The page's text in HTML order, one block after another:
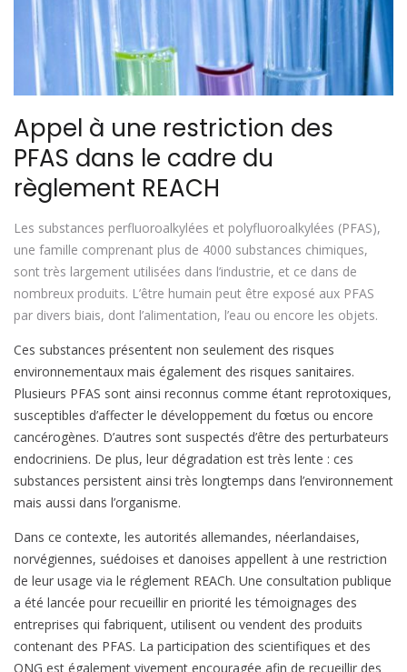
Appel à une restriction des
PFAS dans le cadre du
règlement REACH
Les substances perfluoroalkylées et polyfluoroalkylées (PFAS),
une famille comprenant plus de 4000 substances chimiques,
sont très largement utilisées dans l’industrie, et ce dans de
nombreux produits. L’être humain peut être exposé aux PFAS
par divers biais, dont l’alimentation, l’eau ou encore les objets.
Ces substances présentent non seulement des risques
environnementaux mais également des risques sanitaires.
Plusieurs PFAS sont ainsi reconnus comme étant reprotoxiques,
susceptibles d’affecter le développement du fœtus ou encore
cancérogènes. D’autres sont suspectés d’être des perturbateurs
endocriniens. De plus, leur dégradation est très lente : ces
substances persistent ainsi très longtemps dans l’environnement
mais aussi dans l’organisme.
Dans ce contexte, les autorités allemandes, néerlandaises,
norvégiennes, suédoises et danoises appellent à une restriction
de leur usage via le réglement REACh. Une consultation publique
a été lancée pour recueillir en priorité les témoignages des
entreprises qui fabriquent, utilisent ou vendent des produits
contenant des PFAS. La participation des scientifiques et des
ONG est également vivement encouragée afin de recueillir des